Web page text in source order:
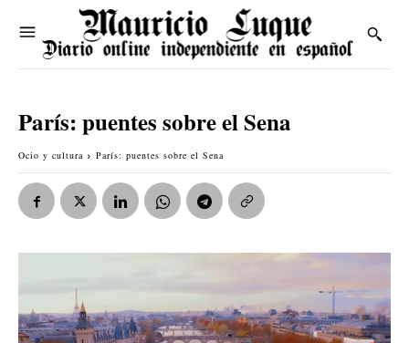
París: puentes sobre el Sena
Ocio y cultura París: puentes sobre el Sena